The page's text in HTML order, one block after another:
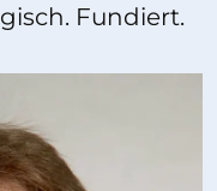
Fundiert.